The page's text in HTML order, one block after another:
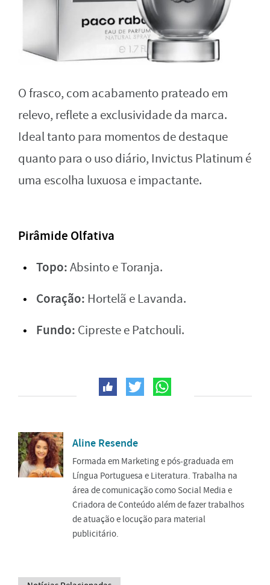
O frasco, com acabamento prateado em
relevo, reflete a exclusividade da marca.
Ideal tanto para momentos de destaque
quanto para o uso diário, Invictus Platinum é
uma escolha luxuosa e impactante.
Pirâmide Olfativa
Topo:Absinto e Toranja.
Coração: Hortelã e Lavanda.
Fundo: Cipreste e Patchouli.
Aline Resende
Formada em Marketing e pós-graduada em
Língua Portuguesa e Literatura. Trabalha na
área de comunicação como Social Media e
Criadora de Conteúdo além de fazer trabalhos
de atuação e locução para material
publicitário.